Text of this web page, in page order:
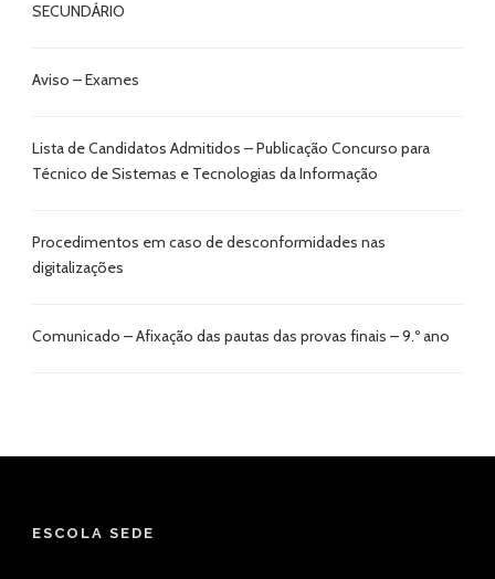
SECUNDÁRIO
Aviso – Exames
Lista de Candidatos Admitidos – Publicação Concurso para
Técnico de Sistemas e Tecnologias da Informação
Procedimentos em caso de desconformidades nas
digitalizações
Comunicado – Afixação das pautas das provas finais – 9.º ano
ESCOLA SEDE